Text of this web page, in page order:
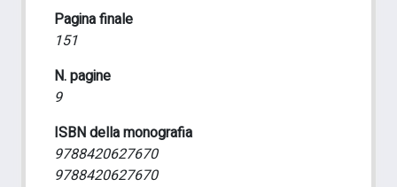
Pagina finale
151
N. pagine
9
ISBN della monografia
9788420627670
9788420627670